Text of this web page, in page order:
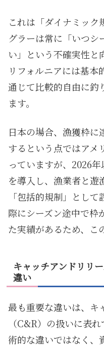
これは「ダイナミック
グラーは常に「いつシ
い」という不確実性と
リフォルニアには基本
通じて比較的自由に釣
ます。
日本の場合、漁獲枠
するという点ではアメ
っていますが、2026
を導入し、漁業者と遊
「包括的規制」とし
際にシーズン途中で枠
た実績があるため、こ
キャッチアンドリリ
違い
最も重要な違いは、キ
（C&R）の扱いに表
術的な違いではなく、